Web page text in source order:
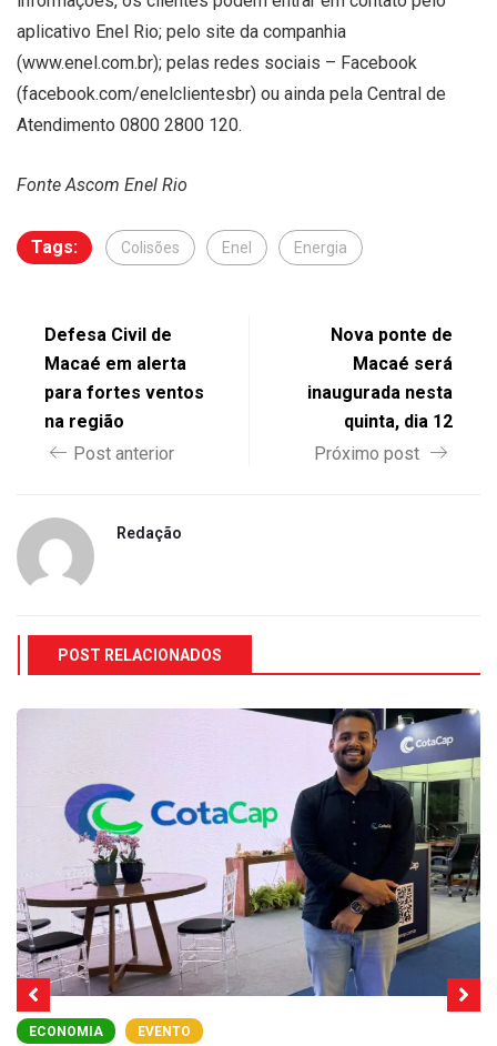
aplicativo Enel Rio; pelo site da companhia
(www.enel.com.br); pelas redes sociais – Facebook
(facebook.com/enelclientesbr) ou ainda pela Central de
Atendimento 0800 2800 120.
Fonte Ascom Enel Rio
Tags: Colisões Enel Energia
Defesa Civil de
Macaé em alerta
para fortes ventos
na região
Post anterior
Nova ponte de
Macaé será
inaugurada nesta
quinta, dia 12
Próximo post
Redação
POST RELACIONADOS
ECONOMIA EVENTO